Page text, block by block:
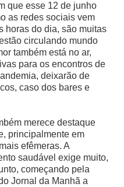
que esse 12 de junho
as redes sociais vem
horas do dia, são muitas
circulando mundo
também está no ar,
para os encontros de
deixarão de
caso dos bares e
merece destaque
principalmente em
efêmeras. A
saudável exige muito,
começando pela
Jornal da Manhã a